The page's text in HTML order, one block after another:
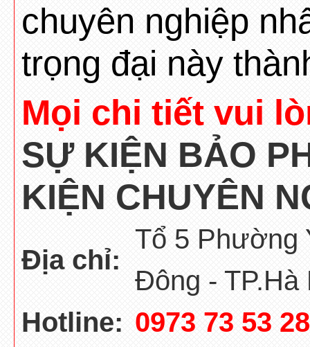
chuyên nghiệp
trọng đại này
Mọi chi tiết vui
SỰ KIỆN BẢO
KIỆN CHUYÊN
Địa chỉ:
Tổ 5 Phường
Đông - TP.Hà
Hotline: 0973 73 53 28